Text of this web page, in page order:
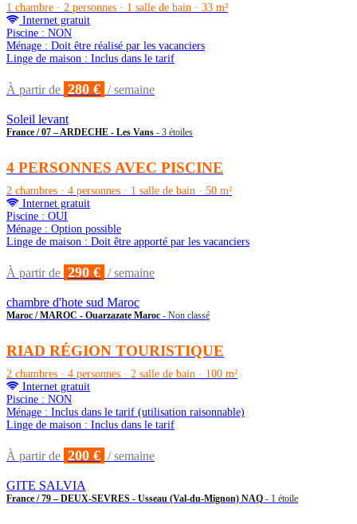
1 chambre · 2 personnes · 1 salle de bain · 33 m²
Internet gratuit
Piscine : NON
Ménage : Doit être réalisé par les vacanciers
Linge de maison : Inclus dans le tarif
À partir de 280 € / semaine
Soleil levant
France / 07 – ARDECHE - Les Vans - 3 étoiles
4 PERSONNES AVEC PISCINE
2 chambres · 4 personnes · 1 salle de bain · 50 m²
Internet gratuit
Piscine : OUI
Ménage : Option possible
Linge de maison : Doit être apporté par les vacanciers
À partir de 290 € / semaine
chambre d'hote sud Maroc
Maroc / MAROC - Ouarzazate Maroc - Non classé
RIAD RÉGION TOURISTIQUE
2 chambres · 4 personnes · 2 salle de bain · 100 m²
Internet gratuit
Piscine : NON
Ménage : Inclus dans le tarif (utilisation raisonnable)
Linge de maison : Inclus dans le tarif
À partir de 200 € / semaine
GITE SALVIA
France / 79 – DEUX-SEVRES - Usseau (Val-du-Mignon) NAQ - 1 étoile